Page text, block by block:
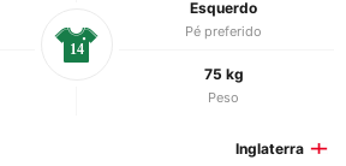
Esquerdo
Pé preferido
75 kg
Peso
14
Inglaterra